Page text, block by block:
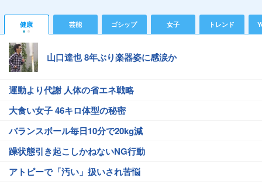
健康 芸能 ゴシップ 女子 トレンド
山口達也 8年ぶり楽器姿に感涙か
運動より代謝 人体の省エネ戦略
大食い女子 46キロ体型の秘密
バランスボール毎日10分で20kg減
躁状態引き起こしかねないNG行動
アトピーで「汚い」扱いされ苦悩